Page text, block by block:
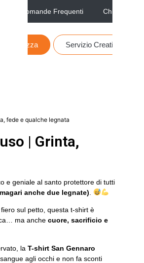
Domande Frequenti Chi siamo
Personalizza Servizio Creatività
fede e qualche legnata
| Grinta,
e geniale al santo protettore di tutti
anche due legnate)
sul petto, questa t-shirt è
ma anche cuore, sacrificio e
la T-shirt San Gennaro
agli occhi e non fa sconti